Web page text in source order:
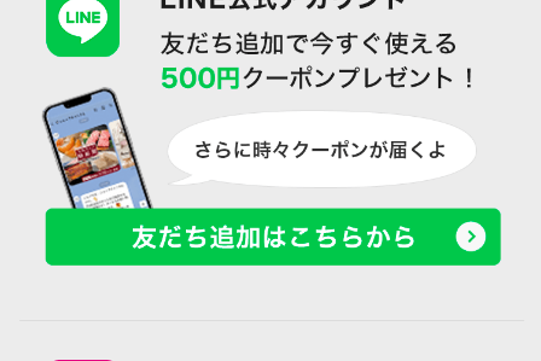
フィールコットンパール コット
ンパール リズミカル ボリューム
ブレスレット
フィールコットンパール コット
ンパール フラワーデザイン ピン
¥0